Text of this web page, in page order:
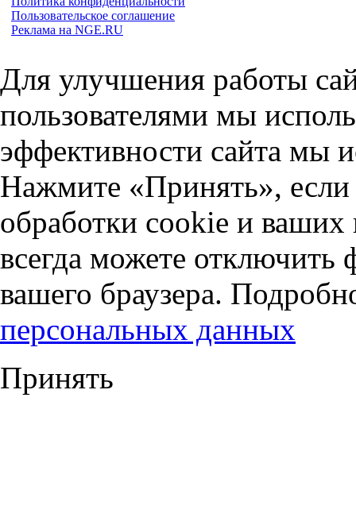
Пользовательское соглашение
Реклама на NGE.RU
Для улучшения работы
пользователями мы
эффективности сайта мы
Нажмите «Принять», если
обработки cookie и
всегда можете отключить
вашего браузера.
персональных данных
Принять